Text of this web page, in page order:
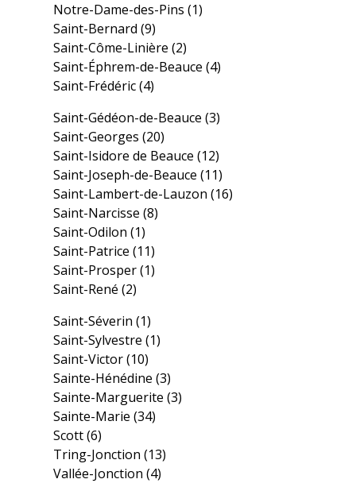
Notre-Dame-des-Pins(1)
Saint-Bernard(9)
Saint-Côme-Linière(2)
Saint-Éphrem-de-Beauce(4)
Saint-Frédéric(4)
Saint-Gédéon-de-Beauce(3)
Saint-Georges(20)
Saint-Isidore de Beauce(12)
Saint-Joseph-de-Beauce(11)
Saint-Lambert-de-Lauzon(16)
Saint-Narcisse(8)
Saint-Odilon(1)
Saint-Patrice(11)
Saint-Prosper(1)
Saint-René(2)
Saint-Séverin(1)
Saint-Sylvestre(1)
Saint-Victor(10)
Sainte-Hénédine(3)
Sainte-Marguerite(3)
Sainte-Marie(34)
Scott(6)
Tring-Jonction(13)
Vallée-Jonction(4)